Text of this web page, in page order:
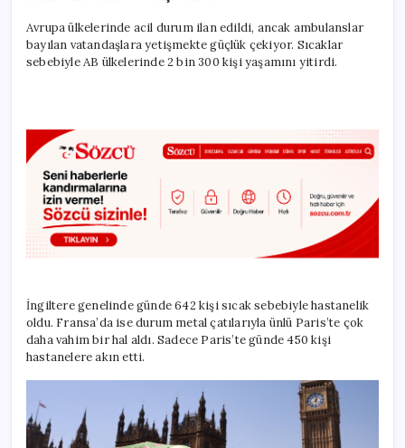
Avrupa ülkelerinde acil durum ilan edildi, ancak ambulanslar
bayılan vatandaşlara yetişmekte güçlük çekiyor. Sıcaklar
sebebiyle AB ülkelerinde 2 bin 300 kişi yaşamını yitirdi.
İngiltere genelinde günde 642 kişi sıcak sebebiyle hastanelik
oldu. Fransa’da ise durum metal çatılarıyla ünlü Paris’te çok
daha vahim bir hal aldı. Sadece Paris’te günde 450 kişi
hastanelere akın etti.